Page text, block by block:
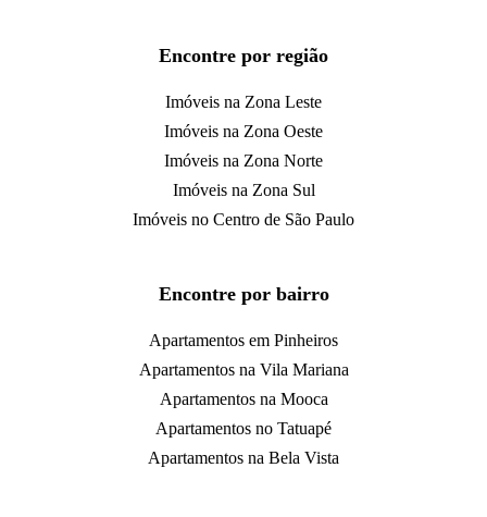
Encontre por região
Imóveis na Zona Leste
Imóveis na Zona Oeste
Imóveis na Zona Norte
Imóveis na Zona Sul
Imóveis no Centro de São Paulo
Encontre por bairro
Apartamentos em Pinheiros
Apartamentos na Vila Mariana
Apartamentos na Mooca
Apartamentos no Tatuapé
Apartamentos na Bela Vista